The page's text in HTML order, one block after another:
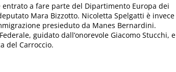
a fare parte del Dipartimento Europa dei
Mara Bizzotto. Nicoletta Spelgatti è invece
presieduto da Manes Bernardini.
guidato dall’onorevole Giacomo Stucchi, e
del Carroccio.